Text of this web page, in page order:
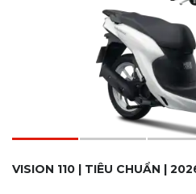
VISION 110 | TIÊU CHUẨN |